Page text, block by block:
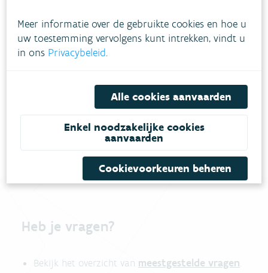
Meetpunten kwaliteit oppervlaktewater
Heb je vragen?
Bekijk het overzicht van meestgestelde vragen.
Meer informatie over de gebruikte cookies en hoe u
uw toestemming vervolgens kunt intrekken, vindt u
in ons Privacybeleid.
Alle cookies aanvaarden
Enkel noodzakelijke cookies
aanvaarden
Cookievoorkeuren beheren